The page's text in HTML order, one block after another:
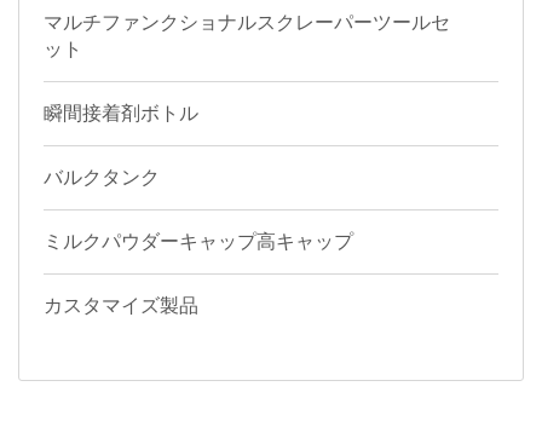
マルチファンクショナルスクレーパーツールセ
ット
瞬間接着剤ボトル
バルクタンク
ミルクパウダーキャップ高キャップ
カスタマイズ製品